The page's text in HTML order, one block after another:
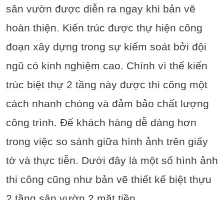
sân vườn được diễn ra ngay khi bản vẽ
hoàn thiện. Kiến trúc được thự hiện công
đoạn xây dựng trong sự kiểm soát bởi đội
ngũ có kinh nghiệm cao. Chính vì thế kiến
trúc biệt thự 2 tầng này được thi công một
cách nhanh chóng và đảm bảo chất lượng
công trình. Để khách hàng dễ dàng hơn
trong việc so sánh giữa hình ảnh trên giấy
tờ và thực tiễn. Dưới đây là một số hình ảnh
thi công cũng như bản vẽ thiết kế biệt thựu